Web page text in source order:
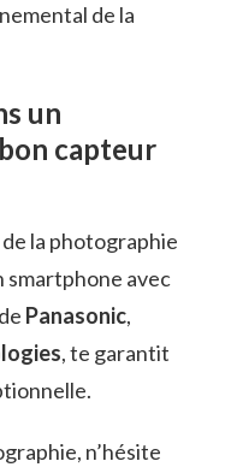
de la
un
capteur
la photographie
smartphone avec
Panasonic,
, te garantit
n’hésite